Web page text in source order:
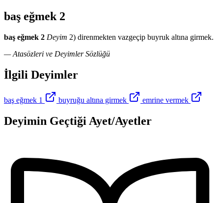
baş eğmek 2
baş eğmek 2 Deyim 2) direnmekten vazgeçip buyruk altına girmek.
— Atasözleri ve Deyimler Sözlüğü
İlgili Deyimler
baş eğmek 1 buyruğu altına girmek emrine vermek
Deyimin Geçtiği Ayet/Ayetler